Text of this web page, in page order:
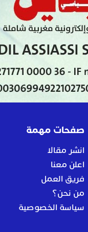
صفحات مهمة
انشر مقالا
اعلن معنا
فريق العمل
من نحن؟
سياسة الخصوصية